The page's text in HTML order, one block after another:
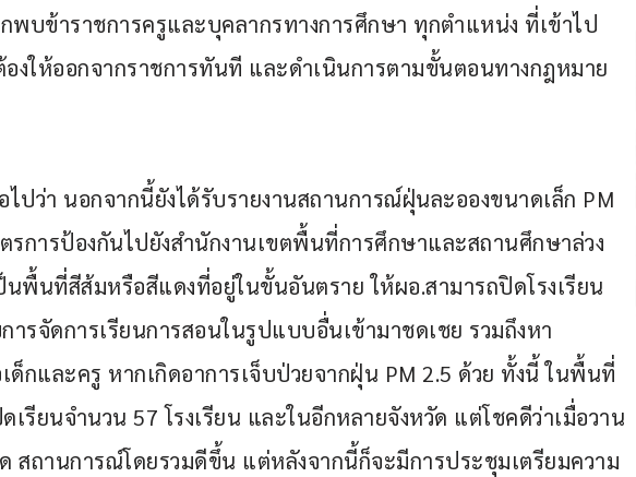
พบข้าราชการครูและบุคลากรทางการศึกษา ทุกตำแหน่ง ที่เข้าไป
องให้ออกจากราชการทันที และดำเนินการตามขั้นตอนทางกฎหมาย
ไปว่า นอกจากนี้ยังได้รับรายงานสถานการณ์ฝุ่นละอองขนาดเล็ก PM
รการป้องกันไปยังสำนักงานเขตพื้นที่การศึกษาและสถานศึกษาล่วง
พื้นที่สีส้มหรือสีแดงที่อยู่ในขั้นอันตราย ให้ผอ.สามารถปิดโรงเรียน
รจัดการเรียนการสอนในรูปแบบอื่นเข้ามาชดเชย รวมถึงหา
ด็กและครู หากเกิดอาการเจ็บป่วยจากฝุ่น PM 2.5 ด้วย ทั้งนี้ ในพื้นที่
เรียนจำนวน 57 โรงเรียน และในอีกหลายจังหวัด แต่โชคดีว่าเมื่อวาน
สถานการณ์โดยรวมดีขึ้น แต่หลังจากนี้ก็จะมีการประชุมเตรียมความ